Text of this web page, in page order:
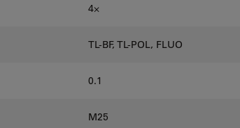
4⨉
TL-BF, TL-POL, FLUO
0.1
M25